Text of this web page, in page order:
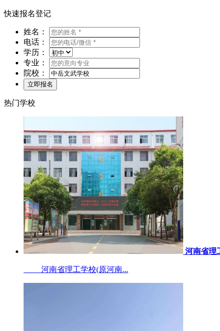
快速报名登记
姓名：
电话：
学历：
专业：
院校：
热门学校
河南省理
河南省理工学校(原河南...